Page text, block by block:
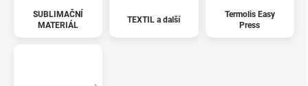
SUBLIMAČNÍ
MATERIÁL
TEXTIL a další
Termolis Easy
Press